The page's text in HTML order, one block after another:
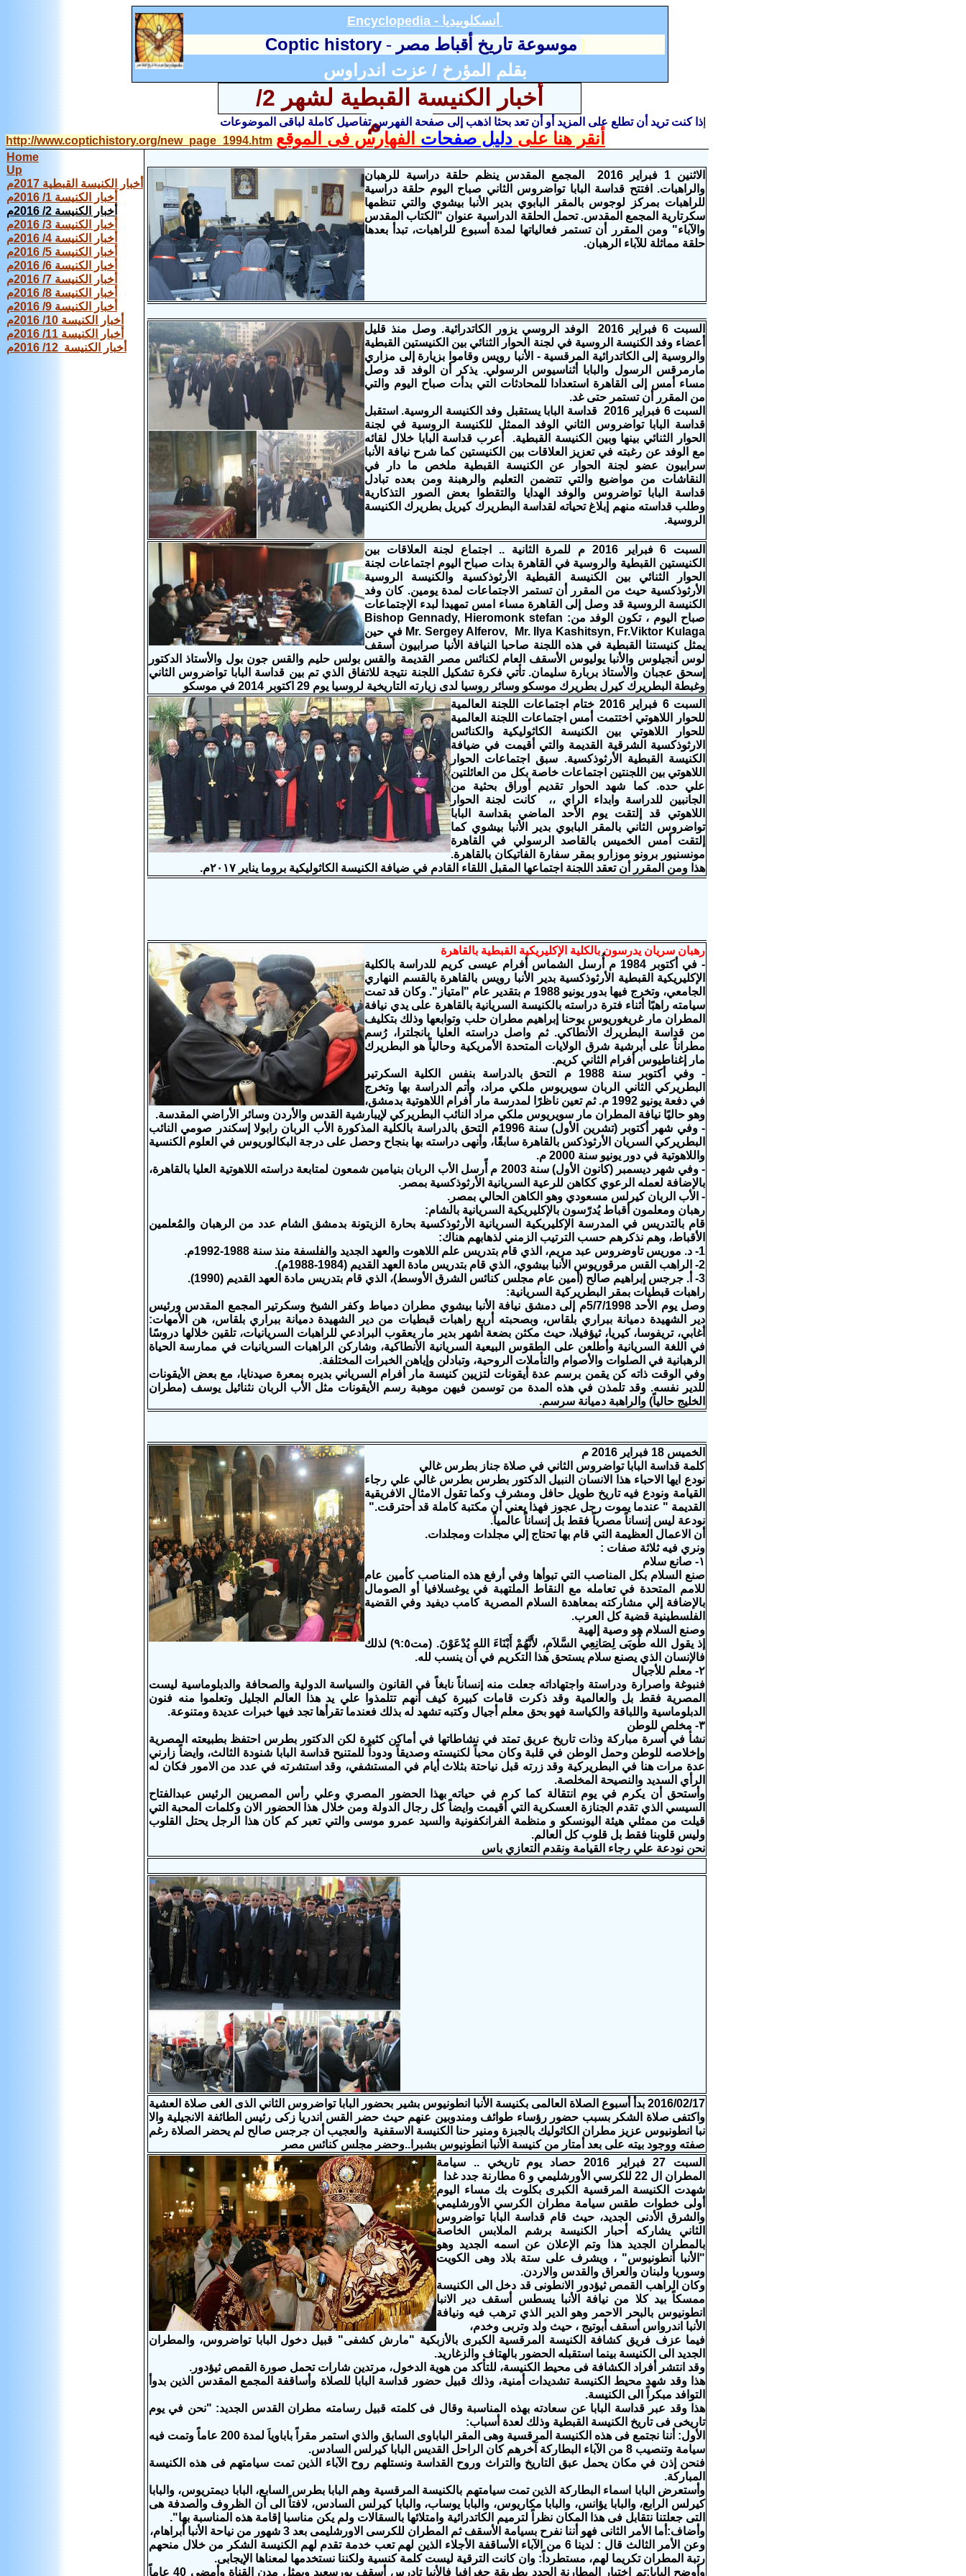
Encyclopedia - أنسكلوبيديا
موسوعة تاريخ أقباط مصر-
Coptic history
بقلم المؤرخ / عزت اندراوس
أخبار الكنيسة القبطية لشهر 2/
2016م
ذا كنت تريد أن تطلع على المزيد أو أن تعد بحثا اذهب إلى صفحة الفهرس تفاصيل كاملة لباقى الموضوعات
أنقر هنا علىدليل صفحاتالفهارس فى الموقع http://www.coptichistory.org/new_page_1994.htm
Home
Up
أخبار الكنيسة القبطية 2017م
أخبار الكنيسة 1/ 2016م
أخبار الكنيسة 2/ 2016م
أخبار الكنيسة 3/ 2016م
أخبار الكنيسة 4/ 2016م
أخبار الكنيسة 5/ 2016م
أخبار الكنيسة 6/ 2016م
أخبار الكنيسة 7/ 2016م
أخبار الكنيسة 8/ 2016م
أخبار الكنيسة 9/ 2016م
أخبار الكنيسة 10/ 2016م
أخبار الكنيسة 11/ 2016م
أخبار الكنيسة 12/ 2016م
الاثنين 1 فبراير 2016 المجمع المقدس ينظم حلقة دراسية للرهبان
والراهبات. افتتح قداسة البابا تواضروس الثاني صباح اليوم حلقة دراسية
للراهبات بمركز لوجوس بالمقر البابوي بدير اﻷنبا بيشوي والتي تنظمها
سكرتارية المجمع المقدس. تحمل الحلقة الدراسية عنوان "الكتاب المقدس
واﻵباء" ومن المقرر أن تستمر فعالياتها لمدة أسبوع للراهبات، تبدأ بعدها
حلقة مماثلة للآباء الرهبان.
السبت 6 فبراير 2016 الوفد الروسي يزور الكاتدرائية. وصل منذ قليل
أعضاء وفد الكنيسة الروسية في لجنة الحوار الثنائي بين الكنيستين القبطية
والروسية إلى الكاتدرائية المرقسية - اﻷنبا رويس وقاموا بزيارة إلى مزاري
مارمرقس الرسول والبابا أثناسيوس الرسولي. يذكر أن الوفد قد وصل
مساء أمس إلى القاهرة استعدادا للمحادثات التي بدأت صباح اليوم والتي
من المقرر أن تستمر حتى غد.
السبت 6 فبراير 2016 قداسة البابا يستقبل وفد الكنيسة الروسية. استقبل
قداسة البابا تواضروس الثاني الوفد الممثل للكنيسة الروسية في لجنة
الحوار الثنائي بينها وبين الكنيسة القبطية. أعرب قداسة البابا خلال لقائه
مع الوفد عن رغبته في تعزيز العلاقات بين الكنيستين كما شرح نيافة اﻷنبا
سرابيون عضو لجنة الحوار عن الكنيسة القبطية ملخص ما دار في
النقاشات من مواضيع والتي تتضمن التعليم والرهبنة ومن بعده تبادل
قداسة البابا تواضروس والوفد الهدايا والتقطوا بعض الصور التذكارية
وطلب قداسته منهم إبلاغ تحياته لقداسة البطريرك كيريل بطريرك الكنيسة
الروسية.
السبت 6 فبراير 2016 م للمرة الثانية .. اجتماع لجنة العلاقات بين
الكنيستين القبطية والروسية في القاهرة بدات صباح اليوم اجتماعات لجنة
الحوار الثنائي بين الكنيسة القبطية الأرثوذكسية والكنيسة الروسية
الأرثوذكسية حيث من المقرر أن تستمر الاجتماعات لمدة يومين. كان وفد
الكنيسة الروسية قد وصل إلى القاهرة مساء امس تمهيدا لبدء الإجتماعات
صباح اليوم ، تكون الوفد من: Bishop Gennady, Hieromonk stefan
Mr. Sergey Alferov, Mr. Ilya Kashitsyn, Fr.Viktor Kulaga في حين
يمثل كنيستنا القبطية في هذه اللجنة صاحبا النيافة الأنبا صرابيون أسقف
لوس أنجيلوس والأنبا يوليوس الأسقف العام لكنائس مصر القديمة والقس بولس حليم والقس جون بول والأستاذ الدكتور
إسحق عجبان والأستاذ بربارة سليمان. تأتي فكرة تشكيل اللجنة نتيجة للاتفاق الذي تم بين قداسة البابا تواضروس الثاني
وغبطة البطريرك كيرل بطريرك موسكو وسائر روسيا لدى زيارته التاريخية لروسيا يوم 29 اكتوبر 2014 في موسكو
السبت 6 فبراير 2016 ختام اجتماعات اللجنة العالمية
للحوار اللاهوتي اختتمت أمس اجتماعات اللجنة العالمية
للحوار اللاهوتي بين الكنيسة الكاثوليكية والكنائس
الارثوذكسية الشرقية القديمة والتي أقيمت في ضيافة
الكنيسة القبطية الأرثوذكسية. سبق اجتماعات الحوار
اللاهوتي بين اللجنتين اجتماعات خاصة بكل من العائلتين
علي حده. كما شهد الحوار تقديم أوراق بحثية من
الجانبين للدراسة وابداء الراي ،، كانت لجنة الحوار
اللاهوتي قد إلتقت يوم الأحد الماضي بقداسة البابا
تواضروس الثاني بالمقر البابوي بدير الأنبا بيشوي كما
إلتقت أمس الخميس بالقاصد الرسولي في القاهرة
مونسنيور برونو موزارو بمقر سفارة الفاتيكان بالقاهرة.
هذا ومن المقرر أن تعقد اللجنة اجتماعها المقبل اللقاء القادم في ضيافة الكنيسة الكاثوليكية بروما يناير ٢٠١٧م.
رهبان سريان يدرسون بالكلية الإكليريكية القبطية بالقاهرة
- في أكتوبر 1984 م أُرسل الشماس أفرام عيسى كريم للدراسة بالكلية
الإكليريكية القبطية الأرثوذكسية بدير الأنبا رويس بالقاهرة بالقسم النهاري
الجامعي، وتخرج فيها بدور يونيو 1988 م بتقدير عام "امتياز". وكان قد تمت
سيامته راهبًا أثناء فترة دراسته بالكنيسة السريانية بالقاهرة على يدي نيافة
المطران مار غريغوريوس يوحنا إبراهيم مطران حلب وتوابعها وذلك بتكليف
من قداسة البطريرك الأنطاكي. ثم واصل دراسته العليا بانجلترا، رُسم
مطراناً على أبرشية شرق الولايات المتحدة الأمريكية وحالياً هو البطريرك
مار إغناطيوس أفرام الثاني كريم.
- وفي أكتوبر سنة 1988 م التحق بالدراسة بنفس الكلية السكرتير
البطريركي الثاني الربان سويريوس ملكي مراد، وأتم الدراسة بها وتخرج
في دفعة يونيو 1992 م. ثم تعين ناظرًا لمدرسة مار أفرام اللاهوتية بدمشق،
وهو حاليًا نيافة المطران مار سويريوس ملكي مراد النائب البطريركي لإيبارشية القدس والأردن وسائر الأراضي المقدسة.
- وفي شهر أكتوبر (تشرين الأول) سنة 1996م التحق بالدراسة بالكلية المذكورة الأب الربان رابولا إسكندر صومي النائب
البطريركي السريان الأرثوذكس بالقاهرة سابقًا، وأنهى دراسته بها بنجاح وحصل على درجة البكالوريوس في العلوم الكنسية
واللاهوتية في دور يونيو سنة 2000 م.
- وفي شهر ديسمبر (كانون الأول) سنة 2003 م أًرسل الأب الربان بنيامين شمعون لمتابعة دراسته اللاهوتية العليا بالقاهرة،
بالإضافة لعمله الرعوي ككاهن للرعية السريانية الأرثوذكسية بمصر.
- الأب الربان كيرلس مسعودي وهو الكاهن الحالي بمصر.
رهبان ومعلمون أقباط يُدرّسون بالإكليريكية السريانية بالشام:
قام بالتدريس في المدرسة الإكليريكية السريانية الأرثوذكسية بحارة الزيتونة بدمشق الشام عدد من الرهبان والمُعلمين
الأقباط، وهم نذكرهم حسب الترتيب الزمني لذهابهم هناك:
1- د. موريس تاوضروس عبد مريم، الذي قام بتدريس علم اللاهوت والعهد الجديد والفلسفة منذ سنة 1988-1992م.
2- الراهب القس مرقوريوس الأنبا بيشوي، الذي قام بتدريس مادة العهد القديم (1984-1988م).
3- أ. جرجس إبراهيم صالح (أمين عام مجلس كنائس الشرق الأوسط)، الذي قام بتدريس مادة العهد القديم (1990).
راهبات قبطيات بمقر البطريركية السريانية:
وصل يوم الأحد 5/7/1998م إلى دمشق نيافة الأنبا بيشوي مطران دمياط وكفر الشيخ وسكرتير المجمع المقدس ورئيس
دير الشهيدة دميانة ببراري بلقاس، وبصحبته أربع راهبات قبطيات من دير الشهيدة دميانة ببراري بلقاس، هن الأمهات:
أغابي، تريفوسا، كيريا، ثيؤفيلا، حيث مكثن بضعة أشهر بدير مار يعقوب البرادعي للراهبات السريانيات، تلقين خلالها دروسًا
في اللغة السريانية وأطلعن على الطقوس البيعية السريانية الأنطاكية، وشاركن الراهبات السريانيات في ممارسة الحياة
الرهبانية في الصلوات والأصوام والتأملات الروحية، وتبادلن وإياهن الخبرات المختلفة.
وفي الوقت ذاته كن يقمن برسم عدة أيقونات لتزيين كنيسة مار أفرام السرياني بديره بمعرة صيدنايا، مع بعض الأيقونات
للدير نفسه. وقد تلمذن في هذه المدة من توسمن فيهن موهبة رسم الأيقونات مثل الأب الربان نثنائيل يوسف (مطران
الخليج حالياً) والراهبة دميانة سرسم.
الخميس 18 فبراير 2016 م
كلمة قداسة البابا تواضروس الثاني في صلاة جناز بطرس غالي
نودع ايها الاحباء هذا الانسان النبيل الدكتور بطرس بطرس غالي علي رجاء
القيامة ونودع فيه تاريخ طويل حافل ومشرف وكما تقول الامثال الافريقية
القديمة " عندما يموت رجل عجوز فهذا يعني أن مكتبة كاملة قد أحترقت."
نودعة ليس إنساناً مصرياً فقط بل إنساناً عالمياً.
أن الاعمال العظيمة التي قام بها تحتاج إلي مجلدات ومجلدات.
ونري فيه ثلاثة صفات :
١- صانع سلام
صنع السلام بكل المناصب التي تبوأها وفي أرفع هذه المناصب كأمين عام
للامم المتحدة في تعامله مع النقاط الملتهبة في يوغسلافيا أو الصومال
بالإضافة إلي مشاركته بمعاهدة السلام المصرية كامب ديفيد وفي القضية
الفلسطينية قضية كل العرب.
وصنع السلام هو وصية إلهية
إذ يقول الله طُوبَى لِصَانِعِي السَّلاَمِ، لأَنَّهُمْ أَبْنَاءَ اللهِ يُدْعَوْنَ. (مت٩:٥) لذلك
فالإنسان الذي يصنع سلام يستحق هذا التكريم في أن ينسب لله.
٢- معلم للأجيال
فنبوغة واصرارة ودراستة واجتهاداته جعلت منه إنساناً نابغاً في القانون والسياسة الدولية والصحافة والدبلوماسية ليست
المصرية فقط بل والعالمية وقد ذكرت قامات كبيرة كيف أنهم تتلمذوا علي يد هذا العالم الجليل وتعلموا منه فنون
الدبلوماسية واللباقة والكياسة فهو بحق معلم أجيال وكتبه تشهد له بذلك فعندما تقرأها تجد فيها خبرات عديدة ومتنوعة.
٣- مخلص للوطن
نشأ في أسرة مباركة وذات تاريخ عريق تمتد في نشاطاتها في أماكن كثيرة لكن الدكتور بطرس احتفظ بطبيعته المصرية
وإخلاصه للوطن وحمل الوطن في قلبة وكان محباً لكنيسته وصديقاً ودوداً للمتنيح قداسة البابا شنودة الثالث، وايضاً زارني
عدة مرات هنا في البطريركية وقد زرته قبل نياحتة بثلاث أيام في المستشفي، وقد استشرته في عدد من الامور فكان له
الرأي السديد والنصيحة المخلصة.
وأستحق أن يكرم في يوم انتقالة كما كرم في حياته بهذا الحضور المصري وعلي رأس المصريين الرئيس عبدالفتاح
السيسي الذي تقدم الجنازة العسكرية التي أقيمت وايضاً كل رجال الدولة ومن خلال هذا الحضور الان وكلمات المحبة التي
قيلت من ممثلي هيئة اليونسكو و منظمة الفرانكفونية والسيد عمرو موسى والتي تعبر كم كان هذا الرجل يحتل القلوب
وليس قلوبنا فقط بل قلوب كل العالم.
نحن نودعة علي رجاء القيامة ونقدم التعازي باس
2016/02/17 بدأ أسبوع الصلاة العالمى بكنيسة الأنبا انطونيوس بشير بحضور البابا تواضروس الثاني الذى الغى صلاة العشية
واكتفى صلاة الشكر بسبب حضور رؤساء طوائف ومندوبين عنهم حيث حضر القس اندريا زكى رئيس الطائفة الانجيلية والا
نبا انطونيوس عزيز مطران الكاثوليك بالجبزة ومنير حنا الكنيسة الاسقفية والعجيب أن جرجس صالح لم يحضر الصلاة رغم
صفته ووجود بيته على بعد أمتار من كنيسة الأنبا انطونيوس بشبرا..وحضر مجلس كنائس مصر
السبت 27 فبراير 2016 حصاد يوم تاريخي .. سيامة
المطران ال 22 للكرسي الأورشليمي و 6 مطارنة جدد غدا
شهدت الكنيسة المرقسية الكبرى بكلوت بك مساء اليوم
أولى خطوات طقس سيامة مطران الكرسي الأورشليمي
والشرق الأدنى الجديد، حيث قام قداسة البابا تواضروس
الثاني يشاركه أحبار الكنيسة برشم الملابس الخاصة
بالمطران الجديد هذا وتم الإعلان عن اسمه الجديد وهو
"الأنبا أنطونيوس" ، ويشرف على ستة بلاد وهى الكويت
وسوريا ولبنان والعراق والقدس والاردن.
وكان الراهب القمص ثيؤدور الانطونى قد دخل الى الكنيسة
ممسكاً بيد كلا من نيافة الأنبا يسطس أسقف دير الانبا
انطونيوس بالبحر الاحمر وهو الدير الذي ترهب فيه ونيافة
الأنبا اندرواس أسقف أبوتيج ، حيث ولد وتربى وخدم،
فيما عزف فريق كشافة الكنيسة المرقسية الكبرى بالأزبكية "مارش كشفى" قبيل دخول البابا تواضروس، والمطران
الجديد الى الكنيسة بينما استقبله الحضور بالهتاف والزغاريد.
وقد انتشر أفراد الكشافة فى محيط الكنيسة، للتأكد من هوية الدخول، مرتدين شارات تحمل صورة القمص ثيؤدور.
هذا وقد شهد محيط الكنيسة تشديدات أمنية، وذلك قبيل حضور قداسة البابا للصلاة وأساقفة المجمع المقدس الذين بدوأ
التوافد مبكراً الى الكنيسة.
هذا وقد عبر قداسة البابا عن سعادته بهذه المناسبة وقال فى كلمته قبيل رسامته مطران القدس الجديد: "نحن في يوم
تاريخى فى تاريخ الكنيسة القبطية وذلك لعدة أسباب:
الأول: أننا نجتمع فى هذه الكنيسة المرقسية وهى المقر الباباوى السابق والذي استمر مقراً باباوياَ لمدة 200 عاماً وتمت فيه
سيامة وتنصيب 8 من الآباء البطاركة آخرهم كان الراحل القديس البابا كيرلس السادس.
فنحن إذن في مكان يحمل عبق التاريخ والتراث وروح القداسة ونستلهم روح الآباء الذين تمت سيامتهم فى هذه الكنيسة
المباركة.
وأستعرض البابا اسماء البطاركة الذين تمت سيامتهم بالكنيسة المرقسية وهم البابا بطرس السابع، البابا ديمتريوس، والبابا
كيرلس الرابع، والبابا يؤانس، والبابا مكاريوس، والبابا يوساب، والبابا كيرلس السادس، لافتاً الى أن الظروف والصدفة هى
التى جعلتنا نتقابل فى هذا المكان نظراً لترميم الكاتدرائية وامتلائها بالسقالات ولم يكن مناسبا إقامة هذه المناسبة بها".
وأضاف:أما الأمر الثانى فهو أننا نفرح بسيامة الأسقف ثم المطران للكرسى الاورشليمى بعد 3 شهور من نياحة الأنبا أبراهام،
وعن الأمر الثالث قال : لدينا 6 من الآباء الأساقفة الأجلاء الذين لهم تعب خدمة تقدم لهم الكنيسة الشكر من خلال منحهم
رتبة المطران تكريما لهم، مستطرداً: وان كانت الترقية ليست كلمة كنسية ولكننا نستخدمها لمعناها الإيجابى.
وأوضح البابا:تم اختيار المطارنة الجدد بطريقة جغرافيا فالأنبا تادرس أسقف بورسعيد ويمثل مدن القناة وأمضى 40 عاماً